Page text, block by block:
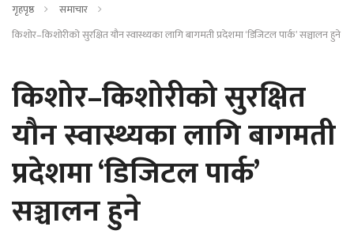
गृहपृष्ठ
समाचार
किशोर–किशोरीको सुरक्षित यौन स्वास्थ्यका लागि बागमती प्रदेशमा ‘डिजिटल पार्क’ सञ्चालन हुने
किशोर–किशोरीको सुरक्षित
यौन स्वास्थ्यका लागि बागमती
प्रदेशमा ‘डिजिटल पार्क’
सञ्चालन हुने